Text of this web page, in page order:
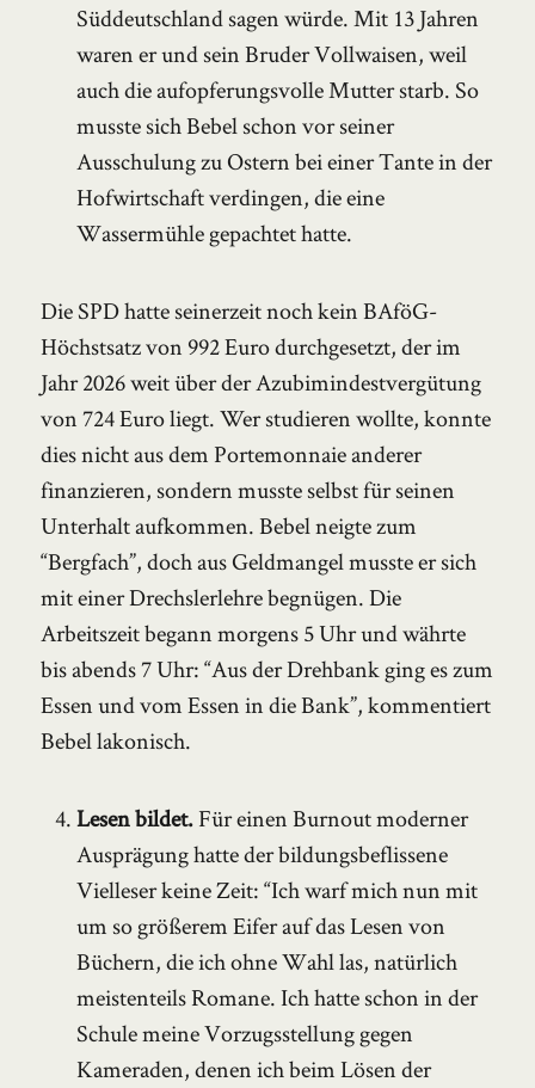
Süddeutschland sagen würde. Mit 13 Jahren
waren er und sein Bruder Vollwaisen, weil
auch die aufopferungsvolle Mutter starb. So
musste sich Bebel schon vor seiner
Ausschulung zu Ostern bei einer Tante in der
Hofwirtschaft verdingen, die eine
Wassermühle gepachtet hatte.
Die SPD hatte seinerzeit noch kein BAföG-
Höchstsatz von 992 Euro durchgesetzt, der im
Jahr 2026 weit über der Azubimindestvergütung
von 724 Euro liegt. Wer studieren wollte, konnte
dies nicht aus dem Portemonnaie anderer
finanzieren, sondern musste selbst für seinen
Unterhalt aufkommen. Bebel neigte zum
“Bergfach”, doch aus Geldmangel musste er sich
mit einer Drechslerlehre begnügen. Die
Arbeitszeit begann morgens 5 Uhr und währte
bis abends 7 Uhr: “Aus der Drehbank ging es zum
Essen und vom Essen in die Bank”, kommentiert
Bebel lakonisch.
Lesen bildet.Für einen Burnout moderner
Ausprägung hatte der bildungsbeflissene
Vielleser keine Zeit: “Ich warf mich nun mit
um so größerem Eifer auf das Lesen von
Büchern, die ich ohne Wahl las, natürlich
meistenteils Romane. Ich hatte schon in der
Schule meine Vorzugsstellung gegen
Kameraden, denen ich beim Lösen der